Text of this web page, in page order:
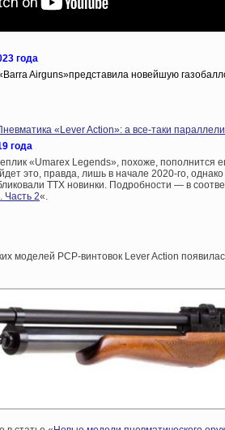
года
Airguns»представила новейшую
«Lever Action»: а все-таки
года
«Umarex Legends», похоже,
это, правда, лишь в начале 2020-го,
ТТХ новинки. Подробности — в
Часть 2«.
моделей PCP-винтовок Lever Action